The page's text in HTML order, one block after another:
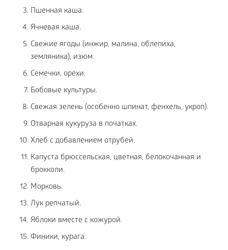
Пшенная каша.
Ячневая каша.
Свежие ягоды (инжир, малина, облепиха,
земляника), изюм.
Семечки, орехи.
Бобовые культуры.
Свежая зелень (особенно шпинат, фенхель, укроп).
Отварная кукуруза в початках.
Хлеб с добавлением отрубей.
Капуста брюссельская, цветная, белокочанная и
брокколи.
Морковь.
Лук репчатый.
Яблоки вместе с кожурой.
Финики, курага.